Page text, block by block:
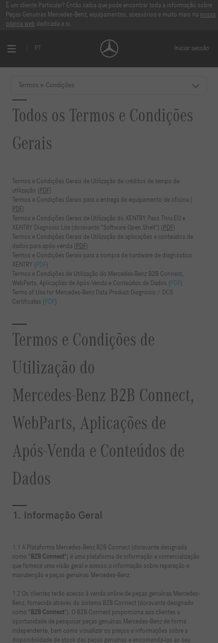
É um cliente Particular? Então saiba que pode encontrar toda a informação sobre
Peças Genuínas Mercedes-Benz, equipamentos, acessórios e muito mais na nossa
página web dedicada a si.
PT Iniciar sessão
Termos e Condições
Todos os Termos e Condições
Gerais
Termos e Condições Gerais de Utilização de créditos de tempo de
utilização (
PDF)
Termos e Condições Gerais para a entrega de equipamento de oficina (
PDF)
Termos e Condições Gerais de Utilização do XENTRY Pass Thru EU e
XENTRY Diagnosis Lite (doravante "Software Open Shell") (
PDF)
Termos e Condições Gerais de Utilização de aplicações e conteúdos de
dados para após-venda (
PDF)
Termos e Condições Gerais para a compra de hardware de diagnóstico
XENTRY (
PDF)
Termos e Condições de Utilização do Mercedes-Benz B2B Connect,
WebParts, Aplicações de Após-Venda e Conteúdos de Dados (
PDF)
Terms of Use for Mercedes-Benz Data Product Diagnosis / DCS
Certificates (
PDF)
Termos e Condições de
Utilização do
Mercedes-Benz B2B Connect,
WebParts, Aplicações de
Após-Venda e Conteúdos de
Dados
1. Informação Geral
1.1 A Plataforma Mercedes-Benz B2B Connect (doravante designada
como " B2B Connect") é uma plataforma de informação e comercialização
que fornece uma visão geral e acesso a informação sobre reparação e
manutenção e peças genuínas Mercedes-Benz.
1.2 Os clientes terão acesso à venda online de peças genuínas Mercedes-
Benz, fornecida através do sistema B2B Connect (doravante designado
como " B2B Connect"). O B2B Connect proporciona aos clientes a
oportunidade de pesquisar peças genuínas Mercedes-Benz de forma
independente, bem como visualizar os preços e informações sobre a
disponibilidade de stock das peças genuínas e encomendá-las ao seu